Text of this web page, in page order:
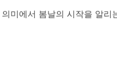
미에서 봄날의 시작을 알리